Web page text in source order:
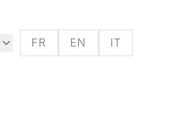
FR EN IT